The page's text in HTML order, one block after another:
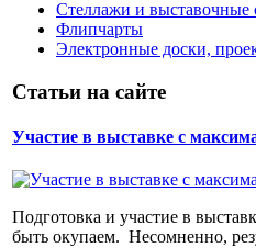
Стеллажи и выставочные
Флипчарты
Электронные доски,
Статьи на сайте
Участие в выставке с
Подготовка и участие в
быть окупаем. Несомненно,